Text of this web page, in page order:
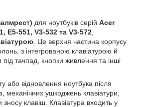
для ноутбуків серій Acer
E5‑551, V3‑532 та V3‑572
. Це верхня частина корпусу
з інтегрованою клавіатурою й
тачпад, кнопки живлення та інші
або відновлення ноутбука після
механічних ушкоджень клавіатури,
клавіш. Клавіатура входить у